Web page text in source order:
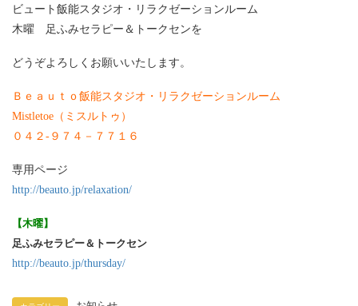
ビュート飯能スタジオ・リラクゼーションルーム
木曜 足ふみセラピー＆トークセンを
どうぞよろしくお願いいたします。
Ｂｅａｕｔｏ飯能スタジオ・リラクゼーションルーム
Mistletoe（ミスルトゥ）
０４２-９７４－７７１６
専用ページ
http://beauto.jp/relaxation/
【木曜】
足ふみセラピー＆トークセン
http://beauto.jp/thursday/